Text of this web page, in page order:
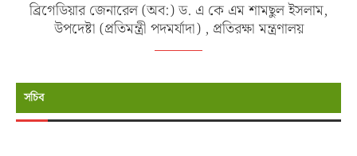
ব্রিগেডিয়ার জেনারেল (অব:) ড. এ কে এম শামছুল ইসলাম,
উপদেষ্টা (প্রতিমন্ত্রী পদমর্যাদা) , প্রতিরক্ষা মন্ত্রণালয়
সচিব